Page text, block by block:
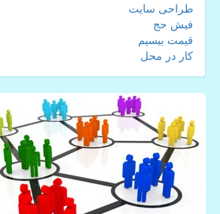
طراحی سایت
فیش حج
قیمت بیسیم
کار در محل